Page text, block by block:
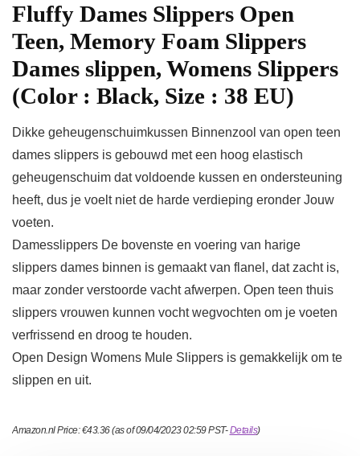
Fluffy Dames Slippers Open
Teen, Memory Foam Slippers
Dames slippen, Womens Slippers
(Color : Black, Size : 38 EU)
Dikke geheugenschuimkussen Binnenzool van open teen
dames slippers is gebouwd met een hoog elastisch
geheugenschuim dat voldoende kussen en ondersteuning
heeft, dus je voelt niet de harde verdieping eronder Jouw
voeten.
Damesslippers De bovenste en voering van harige
slippers dames binnen is gemaakt van flanel, dat zacht is,
maar zonder verstoorde vacht afwerpen. Open teen thuis
slippers vrouwen kunnen vocht wegvochten om je voeten
verfrissend en droog te houden.
Open Design Womens Mule Slippers is gemakkelijk om te
slippen en uit.
Amazon.nl Price:€43.36(as of 09/04/2023 02:59 PST-Details)